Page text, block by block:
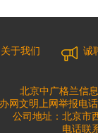
关于我们 诚
北京中广格兰信
网文明上网举报电
公司地址：北京市
电话联